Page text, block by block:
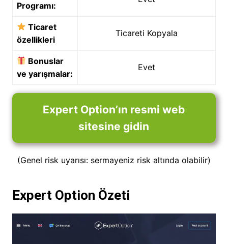
Programı:
Ticaret
özellikleri
Ticareti Kopyala
Bonuslar
ve yarışmalar:
Evet
Expert Option’ın resmi web
sitesine gidin
(Genel risk uyarısı: sermayeniz risk altında olabilir)
Expert Option Özeti